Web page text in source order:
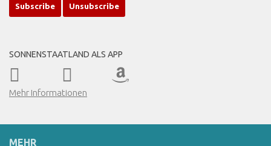
SONNENSTAATLAND ALS APP
Mehr Informationen
MEHR